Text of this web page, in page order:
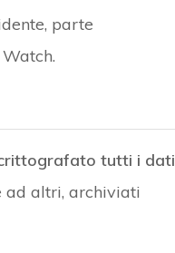
parte
tutti i dati
ad altri, archiviati